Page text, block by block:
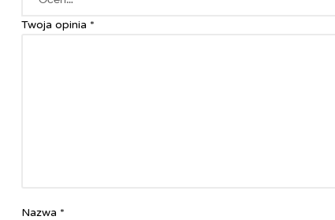
Twoja opinia *
Nazwa *